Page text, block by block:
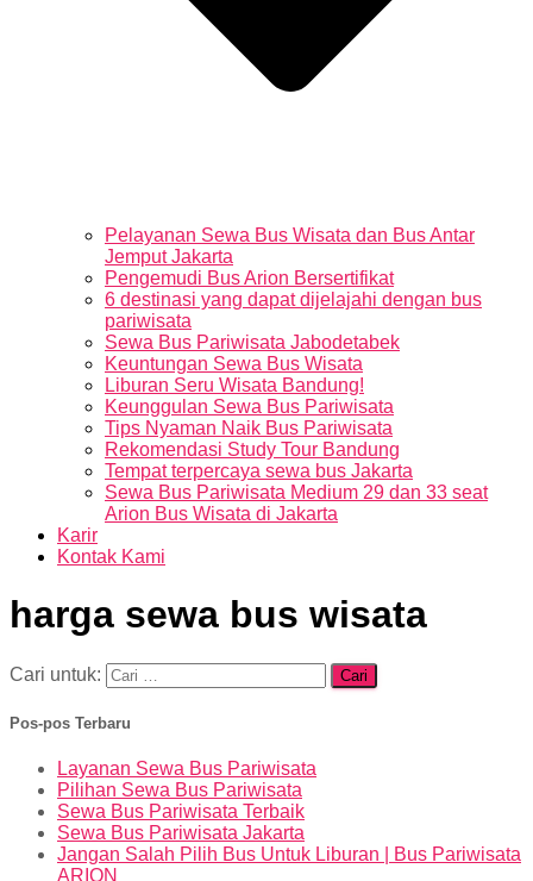
Pelayanan Sewa Bus Wisata dan Bus Antar
Jemput Jakarta
Pengemudi Bus Arion Bersertifikat
6 destinasi yang dapat dijelajahi dengan bus
pariwisata
Sewa Bus Pariwisata Jabodetabek
Keuntungan Sewa Bus Wisata
Liburan Seru Wisata Bandung!
Keunggulan Sewa Bus Pariwisata
Tips Nyaman Naik Bus Pariwisata
Rekomendasi Study Tour Bandung
Tempat terpercaya sewa bus Jakarta
Sewa Bus Pariwisata Medium 29 dan 33 seat
Arion Bus Wisata di Jakarta
Karir
Kontak Kami
harga sewa bus wisata
Cari untuk:
Pos-pos Terbaru
Layanan Sewa Bus Pariwisata
Pilihan Sewa Bus Pariwisata
Sewa Bus Pariwisata Terbaik
Sewa Bus Pariwisata Jakarta
Jangan Salah Pilih Bus Untuk Liburan | Bus Pariwisata
ARION